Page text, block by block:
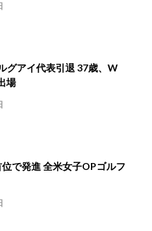
グアイ代表引退 37歳、W
場
で発進 全米女子OPゴルフ